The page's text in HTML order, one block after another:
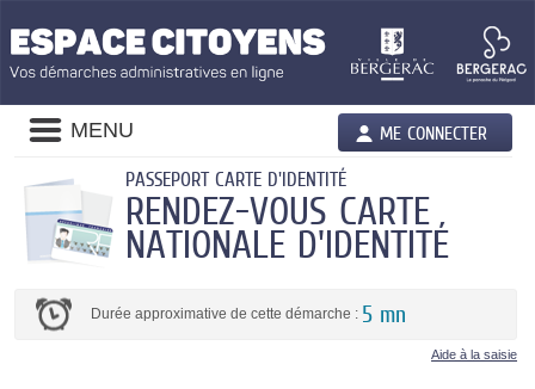
Liste
des
MENU ME CONNECTER
PASSEPORT CARTE D'IDENTITÉ
RENDEZ-VOUS CARTE
NATIONALE D'IDENTITÉ
Durée approximative de cette démarche : 5 mn
Aide à la saisie